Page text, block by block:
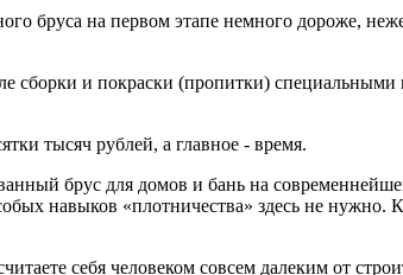
бруса на первом этапе немного дороже,
сборки и покраски (пропитки)
тысяч рублей, а главное - время.
брус для домов и бань на
навыков «плотничества» здесь не
себя человеком совсем далеким от